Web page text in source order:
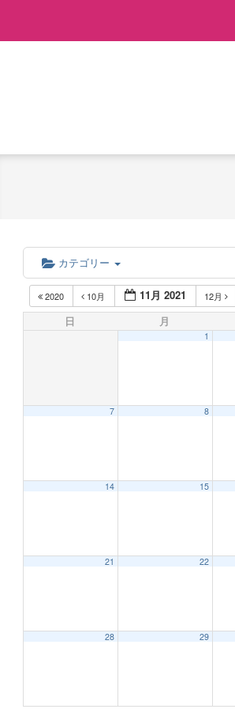
カテゴリー
2020 10月 11月 2021 12月
日 月
1
7 8
14 15
21 22
28 29
4:00 AM